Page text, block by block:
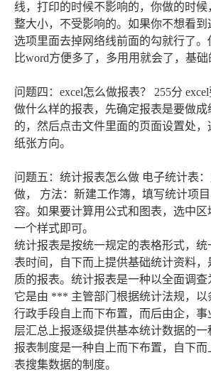
线，打印的时候不影响的，你做的时候
整大小，不受影响的。如果你不想看
选项里面去掉网络线前面的勾就行了。
比word方便多了，多用用就会了，基础
问题四：excel怎么做报表？ 255分
做什么样的报表，先确定报表是要做成
的，然后点击文件里面的页面设置处
纸张方向。
问题五：统计报表怎么做 电子统计表：
做， 方法：新建工作簿，填写统计项
容。如果要计算用公式和图表，选中
一个样式即可。
统计报表是按统一规定的表格形式，统
表时间，自下而上提供基础统计资料，
质的报表。统计报表是一种以全面调查
它是由 *** 主管部门根据统计法规，以
行政手段自上而下布置，而后由企，事
层汇总上报逐级提供基本统计数据的
报表制度是一种自上而下布置，自下而
表搜集数据的制度。